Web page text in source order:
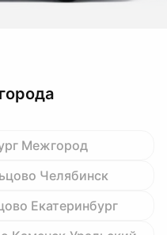
Межгород
Челябинск
Екатеринбург